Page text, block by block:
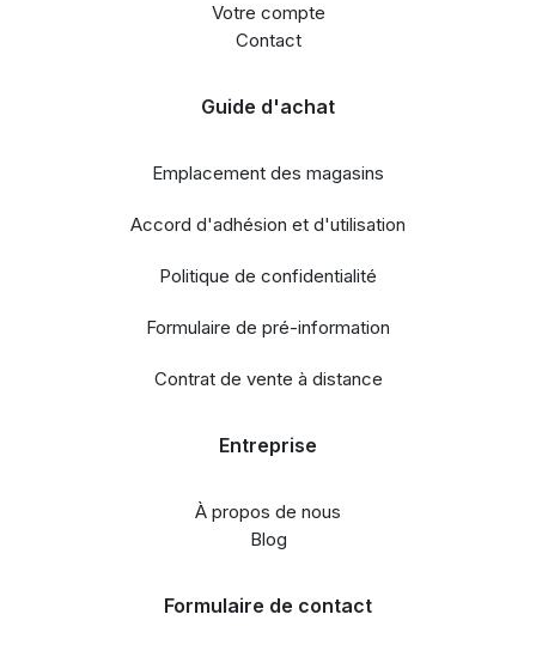
Votre compte
Contact
Guide d'achat
Emplacement des magasins
Accord d'adhésion et d'utilisation
Politique de confidentialité
Formulaire de pré-information
Contrat de vente à distance
Entreprise
À propos de nous
Blog
Formulaire de contact